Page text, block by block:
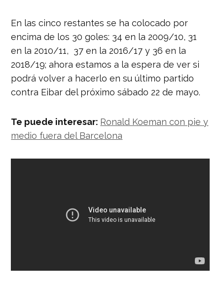
En las cinco restantes se ha colocado por
encima de los 30 goles: 34 en la 2009/10, 31
en la 2010/11, 37 en la 2016/17 y 36 en la
2018/19; ahora estamos a la espera de ver si
podrá volver a hacerlo en su último partido
contra Eibar del próximo sábado 22 de mayo.
Te puede interesar: Ronald Koeman con pie y
medio fuera del Barcelona